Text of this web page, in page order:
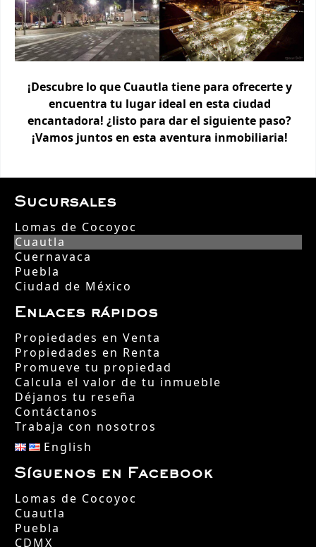
¡Descubre lo que Cuautla tiene para ofrecerte y
encuentra tu lugar ideal en esta ciudad
encantadora! ¿listo para dar el siguiente paso?
¡Vamos juntos en esta aventura inmobiliaria!
Sucursales
Lomas de Cocoyoc
Cuautla
Cuernavaca
Puebla
Ciudad de México
Enlaces rápidos
Propiedades en Venta
Propiedades en Renta
Promueve tu propiedad
Calcula el valor de tu inmueble
Déjanos tu reseña
Contáctanos
Trabaja con nosotros
English
Síguenos en Facebook
Lomas de Cocoyoc
Cuautla
Puebla
CDMX